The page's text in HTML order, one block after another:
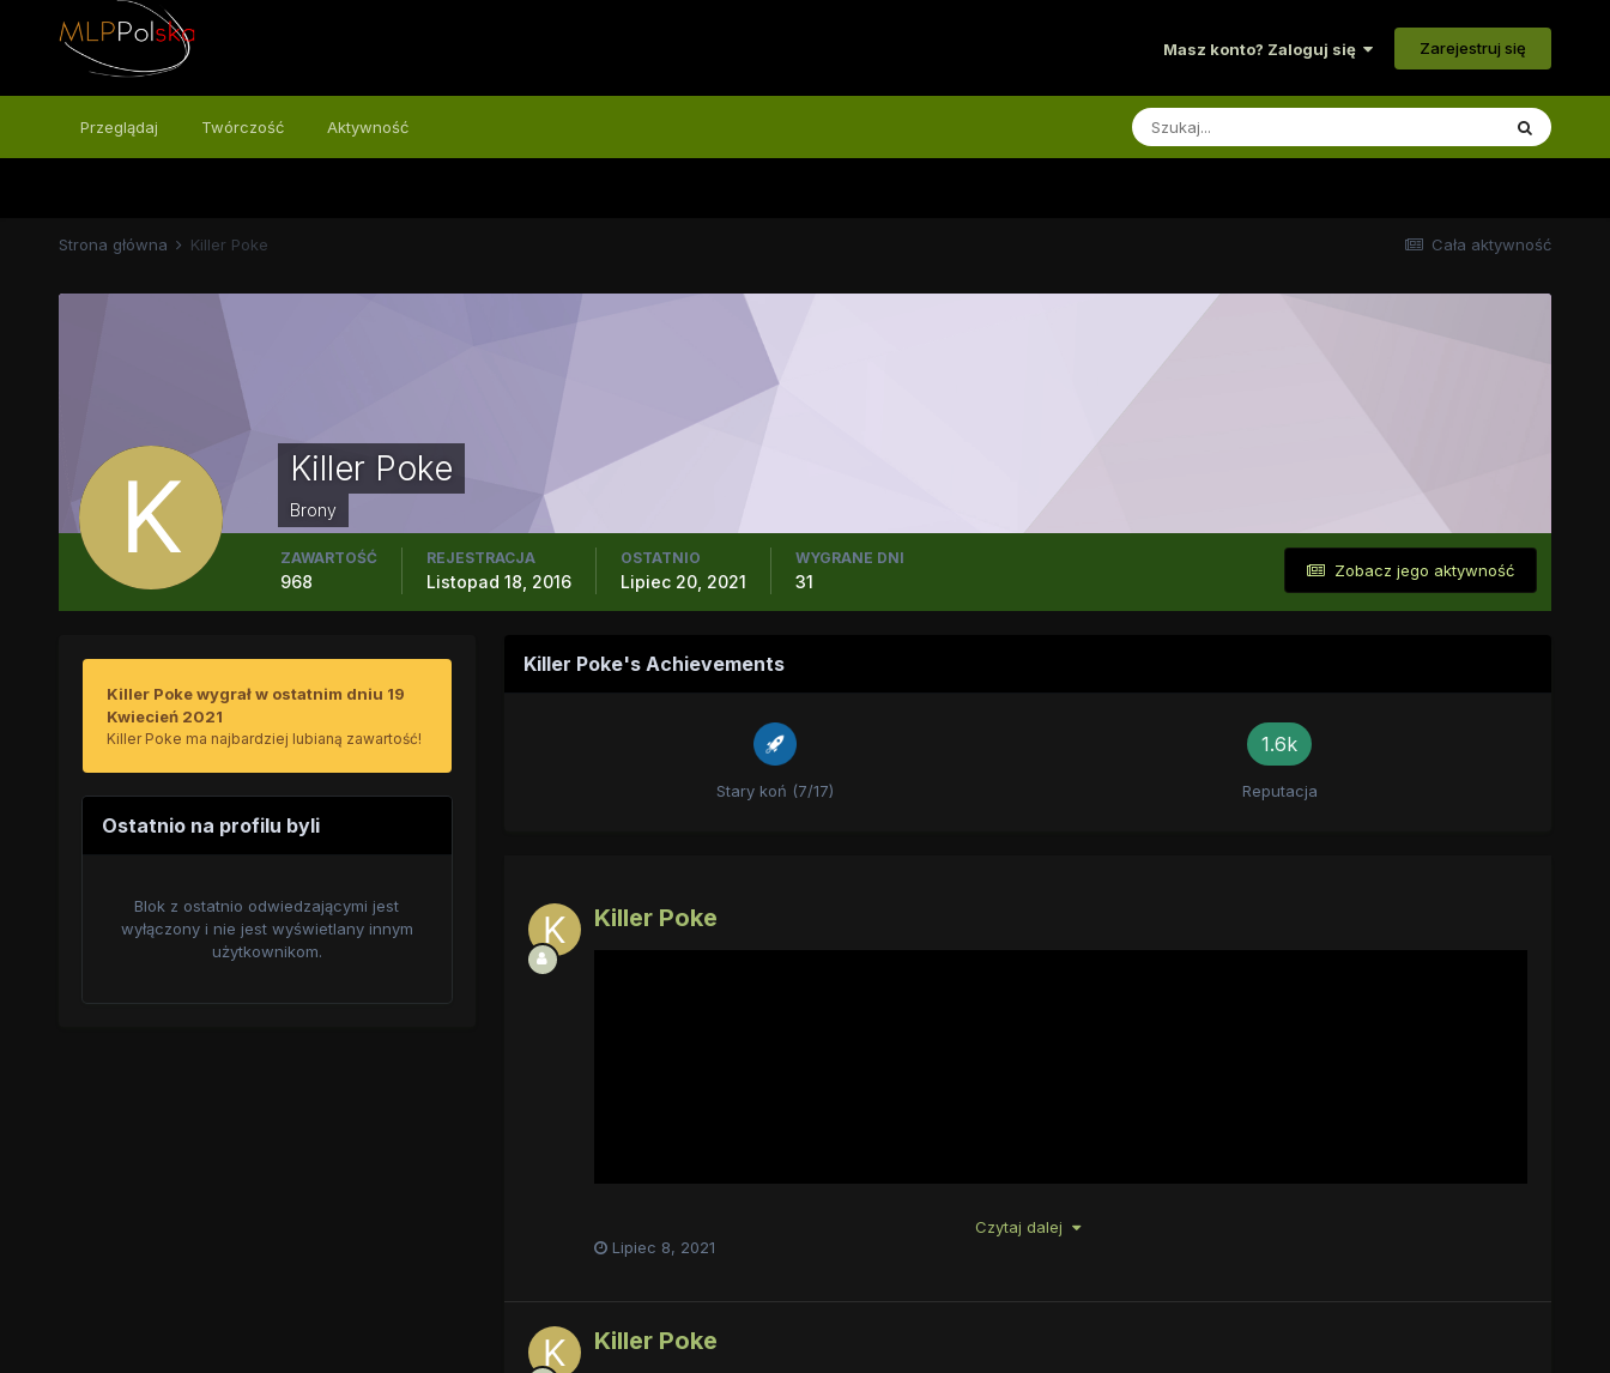
Masz konto? Zaloguj się Zarejestruj się
Przeglądaj Twórczość Aktywność
Cała aktywność
Strona główna Killer Poke
Killer Poke
Brony
Zobacz jego aktywność
ZAWARTOŚĆ
968
REJESTRACJA
Listopad 18, 2016
OSTATNIO
Lipiec 20, 2021
WYGRANE DNI
31
Killer Poke wygrał w ostatnim dniu 19
Kwiecień 2021
Killer Poke ma najbardziej lubianą zawartość!
Ostatnio na profilu byli
Blok z ostatnio odwiedzającymi jest
wyłączony i nie jest wyświetlany innym
użytkownikom.
Killer Poke's Achievements
Stary koń (7/17)
1.6k
Reputacja
Killer Poke
Czytaj dalej
Lipiec 8, 2021
Killer Poke